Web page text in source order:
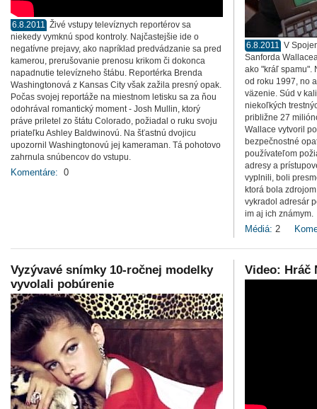
6.8.2011 Živé vstupy televíznych reportérov sa
niekedy vymknú spod kontroly. Najčastejšie ide o
negatívne prejavy, ako napríklad predvádzanie sa pred
kamerou, prerušovanie prenosu krikom či dokonca
napadnutie televízneho štábu. Reportérka Brenda
Washingtonová z Kansas City však zažila presný opak.
Počas svojej reportáže na miestnom letisku sa za ňou
odohrával romantický moment - Josh Mullin, ktorý
práve priletel zo štátu Colorado, požiadal o ruku svoju
priateľku Ashley Baldwinovú. Na šťastnú dvojicu
upozornil Washingtonovú jej kameraman. Tá pohotovo
zahrnula snúbencov do vstupu.
Komentáre: 0
6.8.2011 V
Sanforda
ako "kráľ spamu".
od roku 1997, no
väzenie. Súd v
niekoľkých
približne 27
Wallace vytvoril
bezpečnostné
používateľom
adresy a
vyplnili, boli
ktorá bola
vykradol adresár
im aj ich známym.
Médiá: 2
Vyzývavé snímky 10-ročnej modelky
vyvolali pobúrenie
Video: Hráč